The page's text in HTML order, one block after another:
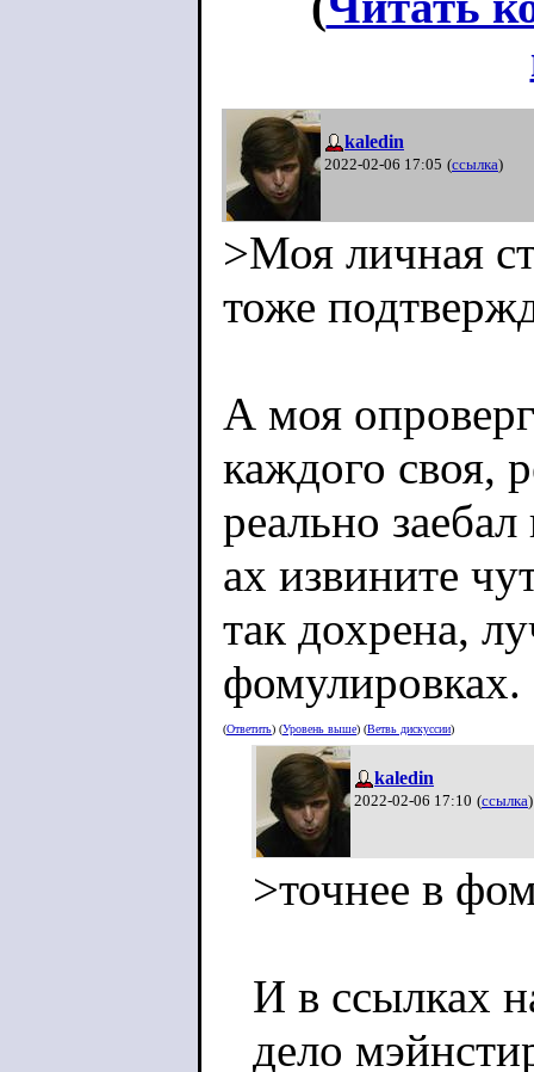
kaledin
2022-02-06 17:05 (ссылка)
>Моя личная
тоже
А моя
каждого своя,
реально
ах извините
так дохрена,
фомулировках.
(Ответить) (Уровень выше) (Ветвь дискуссии)
kaledin
2022-02-06 17:10 (ссылка)
>точнее в
И в ссылках
дело